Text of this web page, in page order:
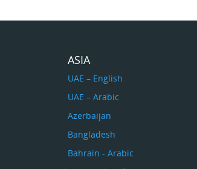
ASIA
UAE – English
UAE – Arabic
Azerbaijan
Bangladesh
Bahrain - Arabic